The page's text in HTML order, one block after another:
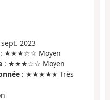
sept. 2023
: ★★★☆☆ Moyen
: ★★★☆☆ Moyen
: ★★★★★ Très